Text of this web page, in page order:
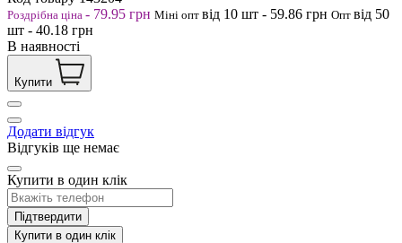
Роздрібна ціна - 79.95 грн Міні опт від 10 шт - 59.86 грн Опт від 50
шт - 40.18 грн
В наявності
Купити
Додати відгук
Відгуків ще немає
Купити в один клік
Підтвердити
Купити в один клік